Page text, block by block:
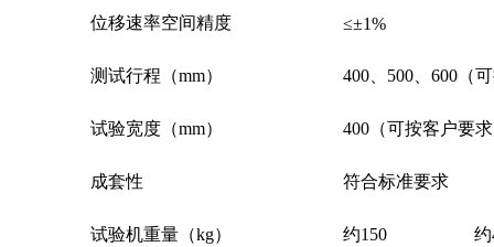
位移速率空间精度 ≤±1%
测试行程（mm） 400、500、600（
试验宽度（mm） 400（可按客户要
成套性 符合标准要求
试验机重量（kg） 约150 约